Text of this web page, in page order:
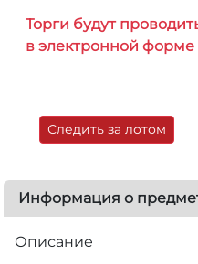
Торги будут
в электронной
Следить за лотом
Информация о
Описание